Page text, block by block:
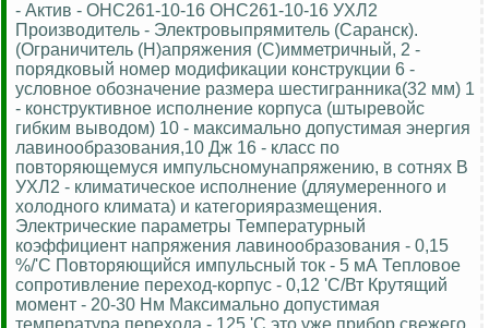
- Актив - ОНС261-10-16 ОНС261-10-16 УХЛ2
Производитель - Электровыпрямитель (Саранск).
(Ограничитель (Н)апряжения (С)имметричный, 2 -
порядковый номер модификации конструкции 6 -
условное обозначение размера шестигранника(32 мм) 1
- конструктивное исполнение корпуса (штыревойс
гибким выводом) 10 - максимально допустимая энергия
лавинообразования,10 Дж 16 - класс по
повторяющемуся импульсномунапряжению, в сотнях В
УХЛ2 - климатическое исполнение (дляумеренного и
холодного климата) и категорияразмещения.
Электрические параметры Температурный
коэффициент напряжения лавинообразования - 0,15
%/'C Повторяющийся импульсный ток - 5 мА Тепловое
сопротивление переход-корпус - 0,12 'C/Вт Крутящий
момент - 20-30 Нм Максимально допустимая